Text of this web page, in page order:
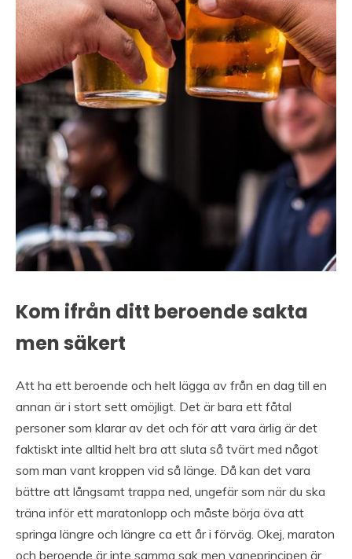
Kom ifrån ditt beroende sakta
men säkert
Att ha ett beroende och helt lägga av från en dag till en
annan är i stort sett omöjligt. Det är bara ett fåtal
personer som klarar av det och för att vara ärlig är det
faktiskt inte alltid helt bra att sluta så tvärt med något
som man vant kroppen vid så länge. Då kan det vara
bättre att långsamt trappa ned, ungefär som när du ska
träna inför ett maratonlopp och måste börja öva att
springa längre och längre ca ett år i förväg. Okej, maraton
och beroende är inte samma sak men vaneprincipen är